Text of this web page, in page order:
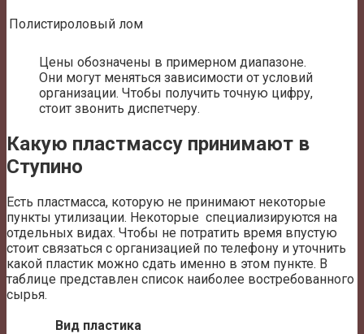
Полистироловый лом
Цены обозначены в примерном диапазоне.
Они могут меняться зависимости от условий
организации. Чтобы получить точную цифру,
стоит звонить диспетчеру.
Какую пластмассу принимают в
Ступино
Есть пластмасса, которую не принимают некоторые
пункты утилизации. Некоторые специализируются на
отдельных видах. Чтобы не потратить время впустую
стоит связаться с организацией по телефону и уточнить
какой пластик можно сдать именно в этом пункте. В
таблице представлен список наиболее востребованного
сырья.
Вид пластика